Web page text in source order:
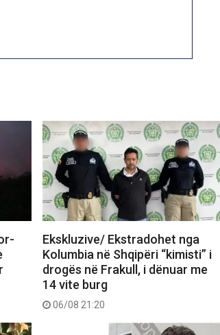
Ekskluzive/ Ekstradohet nga
Kolumbia në Shqipëri “kimisti” i
drogës në Frakull, i dënuar me
14 vite burg
06/08 21:20